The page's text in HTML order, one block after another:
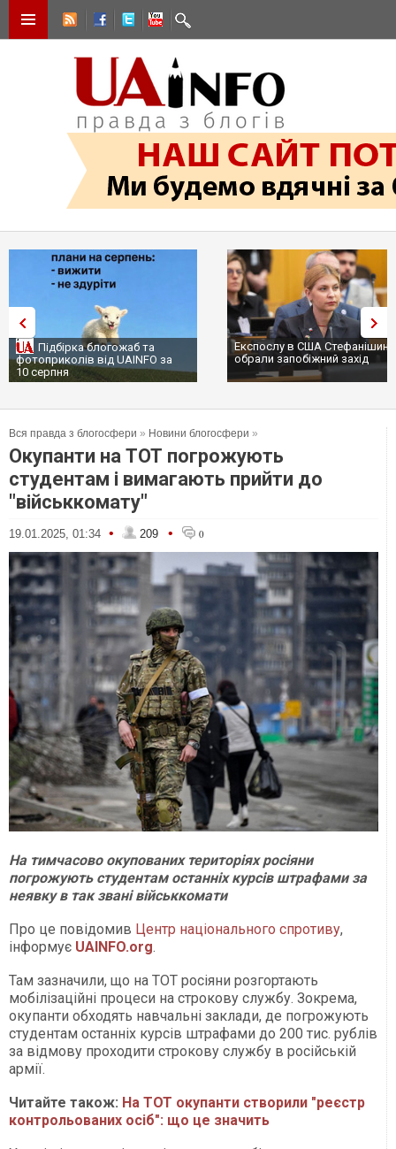
Підбірка блогожаб та
фотоприколів від UAINFO за
10 серпня
Експослу в США
обрали запобіжний захід
Вся правда з блогосфери » Новини блогосфери »
Окупанти на ТОТ погрожують
студентам і вимагають прийти до
"військкомату"
19.01.2025, 01:34 • 209 • 0
На тимчасово окупованих територіях росіяни
погрожують студентам останніх курсів штрафами за
неявку в так звані військкомати
Про це повідомив Центр національного спротиву,
інформує UAINFO.org.
Там зазначили, що на ТОТ росіяни розгортають
мобілізаційні процеси на строкову службу. Зокрема,
окупанти обходять навчальні заклади, де погрожують
студентам останніх курсів штрафами до 200 тис. рублів
за відмову проходити строкову службу в російській
армії.
Читайте також: На ТОТ окупанти створили "реєстр
контрольованих осіб": що це значить